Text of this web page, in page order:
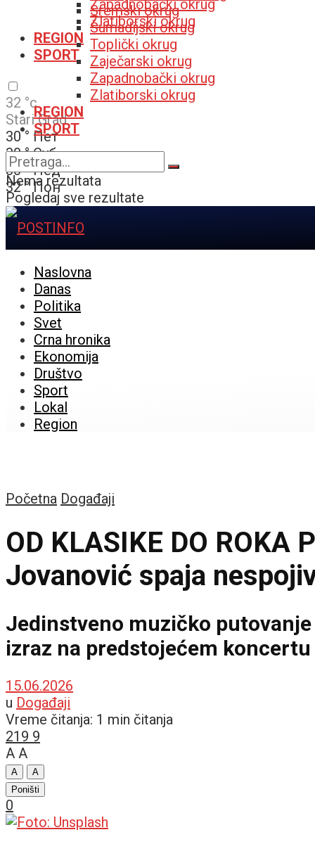
Zapadnobački okrug
Zlatiborski okrug
REGION
SPORT
32 °c
Stari Grad
30 ° Пет
30 ° Суб
30 ° Нед
32 ° Пон
Sremski okrug
Šumadijski okrug
Toplički okrug
Zaječarski okrug
Zapadnobački okrug
Zlatiborski okrug
REGION
SPORT
Nema rezultata
Pogledaj sve rezultate
Naslovna
Danas
Politika
Svet
Crna hronika
Ekonomija
Društvo
Sport
Lokal
Region
Početna Događaji
OD KLASIKE DO ROKA
Jovanović spaja
Jedinstveno muzičko
izraz na predstojećem
15.06.2026
u Događaji
Vreme čitanja: 1 min čitanja
219 9
A A
A
A
Poništi
0